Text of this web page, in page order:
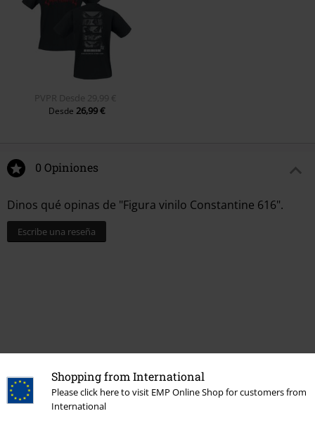
Shopping from International
Please click here to visit EMP Online Shop for customers from
International
PVPR Desde 29,99 €
Desde 26,99 €
0 Opiniones
Dinos qué opinas de "Figura vinilo Constantine 616".
Escribe una reseña